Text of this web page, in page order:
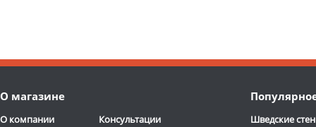
О магазине
О компании
Консультации
Шведские